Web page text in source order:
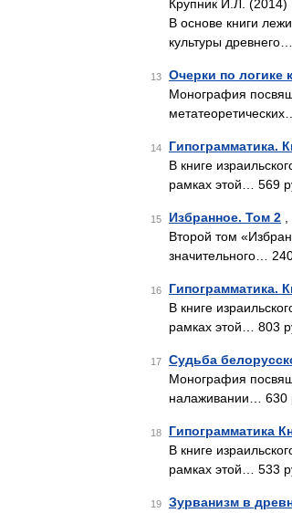
Крупник И.Л. (2014)
В основе книги
культуры
13 Очерки по логике
Монография
14 Гипограмматика.
В книге
рамках этой… 569
15 Избранное. Том 2
Второй том
значительного…
16 Гипограмматика.
В книге
рамках этой… 803
17 Судьба
Монография
налаживании… 630
18 Гипограмматика
В книге
рамках этой… 533
19 Зурванизм в